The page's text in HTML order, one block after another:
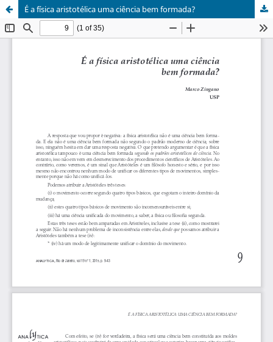
É a física aristotélica uma ciência bem formada?